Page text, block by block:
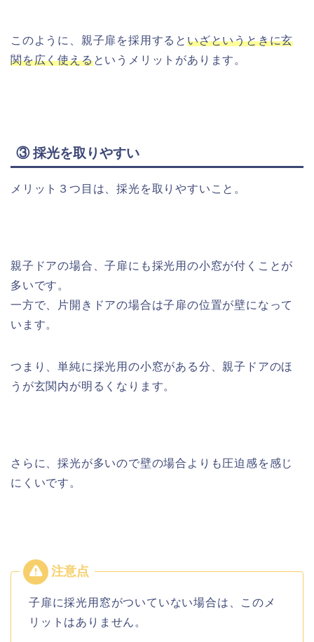
このように、親子扉を採用すると いざというときに玄
関を広く使えるというメリットがあります。
③ 採光を取りやすい
メリット３つ目は、採光を取りやすいこと。
親子ドアの場合、子扉にも採光用の小窓が付くことが
多いです。
一方で、片開きドアの場合は子扉の位置が壁になって
います。
つまり、単純に採光用の小窓がある分、親子ドアのほ
うが玄関内が明るくなります。
さらに、採光が多いので壁の場合よりも圧迫感を感じ
にくいです。
子扉に採光用窓がついていない場合は、このメ
リットはありません。